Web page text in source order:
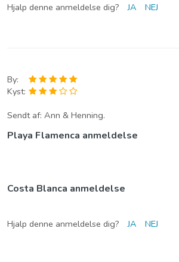
Hjalp denne anmeldelse dig? JA NEJ
By:
Kyst:
Sendt af: Ann & Henning.
Playa Flamenca anmeldelse
Costa Blanca anmeldelse
Hjalp denne anmeldelse dig? JA NEJ